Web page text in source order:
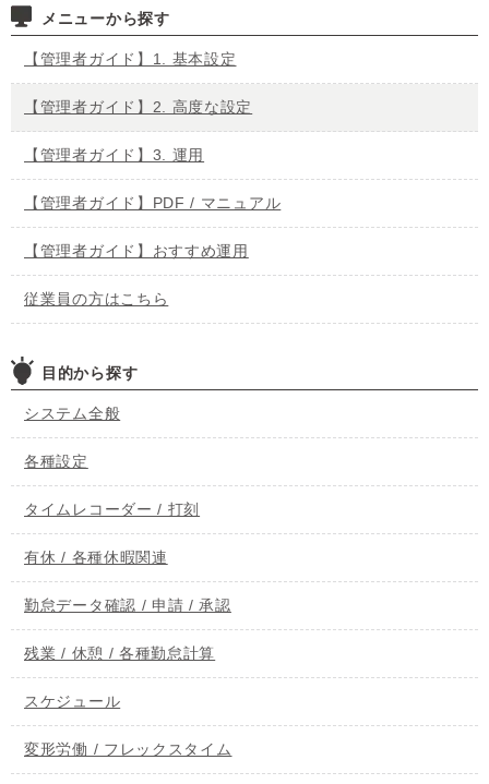
メニューから探す
【管理者ガイド】1. 基本設定
【管理者ガイド】2. 高度な設定
【管理者ガイド】3. 運用
【管理者ガイド】PDF / マニュアル
【管理者ガイド】おすすめ運用
従業員の方はこちら
目的から探す
システム全般
各種設定
タイムレコーダー / 打刻
有休 / 各種休暇関連
勤怠データ確認 / 申請 / 承認
残業 / 休憩 / 各種勤怠計算
スケジュール
変形労働 / フレックスタイム